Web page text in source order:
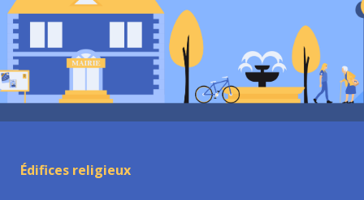
Édifices religieux